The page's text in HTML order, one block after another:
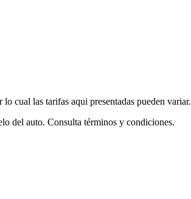
cual las tarifas aqui presentadas pueden variar.
del auto. Consulta términos y condiciones.